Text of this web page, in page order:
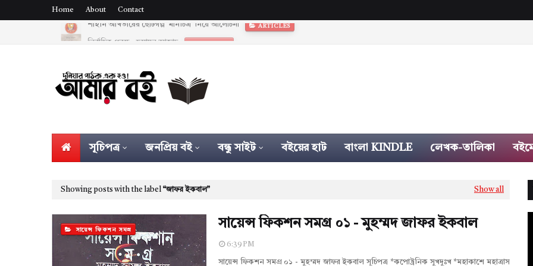
Home About Contact
সূচিপত্র জনপ্রিয় বই বন্ধু সাইট বইয়ের হাট বাংলা KINDLE লেখক-তালিকা
Showing posts with the label জাফর ইকবাল Show all
সায়েন্স ফিকশন সমগ্র সায়েন্স ফিকশন সমগ্র ০১ - মুহম্মদ জাফর ইকবাল
6:39 PM
সায়েন্স ফিকশন সমগ্র ০১ - মুহম্মদ জাফর ইকবাল সূচিপত্র *কপোট্রনিক সুখদুঃখ *মহাকাশে মহাত্রাস